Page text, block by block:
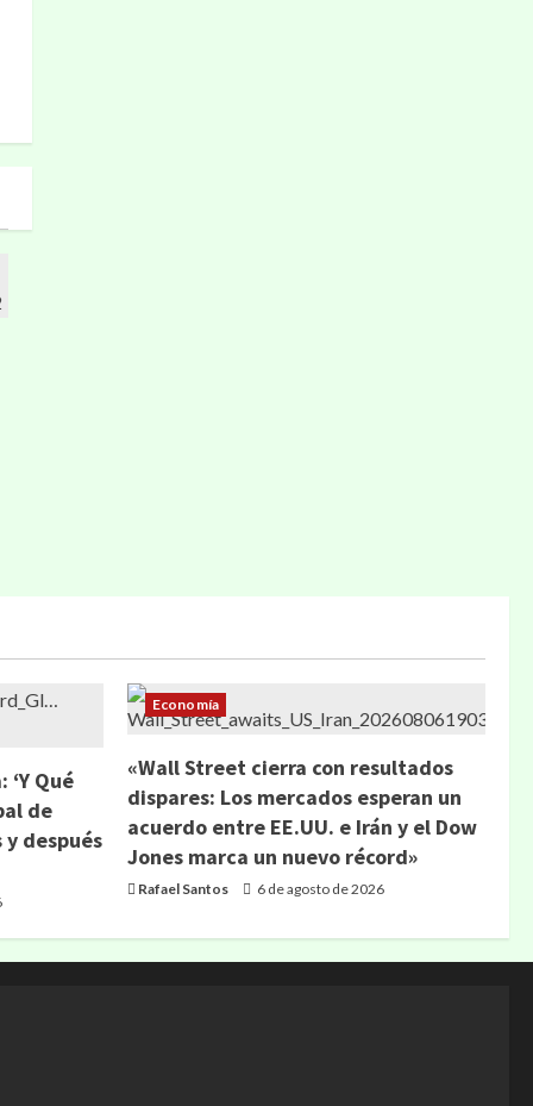
Qué
de
después
Economía
«Wall Street cierra con resultados
dispares: Los mercados esperan un
acuerdo entre EE.UU. e Irán y el Dow
Jones marca un nuevo récord»
Rafael Santos 6 de agosto de 2026